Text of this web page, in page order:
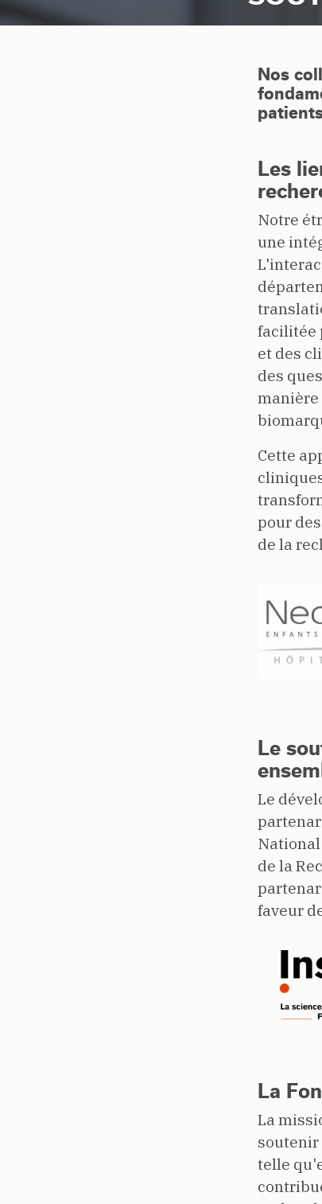
Nos
Les
Notre
une
facilitée
et des
des
manière
Cette
pour
de la
Le
Le
National
de la
faveur
La
La
soutenir
telle